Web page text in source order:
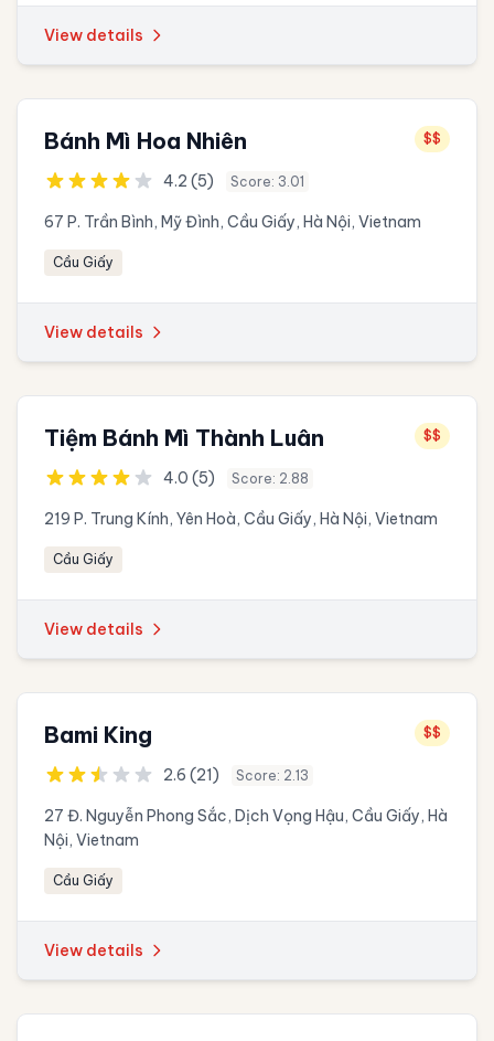
View details
Bánh Mì Hoa Nhiên $$
4.2 (5) Score: 3.01
67 P. Trần Bình, Mỹ Đình, Cầu Giấy, Hà Nội, Vietnam
Cầu Giấy
View details
Tiệm Bánh Mì Thành Luân $$
4.0 (5) Score: 2.88
219 P. Trung Kính, Yên Hoà, Cầu Giấy, Hà Nội, Vietnam
Cầu Giấy
View details
Bami King $$
2.6 (21) Score: 2.13
27 Đ. Nguyễn Phong Sắc, Dịch Vọng Hậu, Cầu Giấy, Hà
Nội, Vietnam
Cầu Giấy
View details